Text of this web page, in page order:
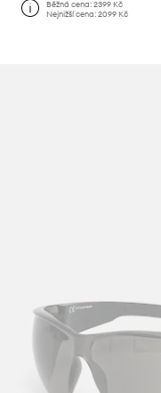
Běžná cena:2399 Kč
Nejnižší cena:2099 Kč